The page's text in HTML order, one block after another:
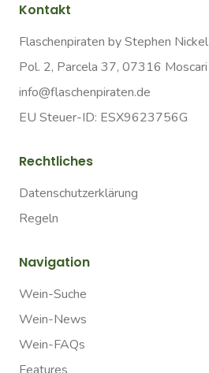
Kontakt
Flaschenpiraten by Stephen Nickel
Pol. 2, Parcela 37, 07316 Moscari
info@flaschenpiraten.de
EU Steuer-ID: ESX9623756G
Rechtliches
Datenschutzerklärung
Regeln
Navigation
Wein-Suche
Wein-News
Wein-FAQs